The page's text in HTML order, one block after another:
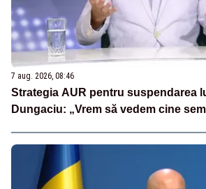
7 aug. 2026, 08:46
Strategia AUR pentru suspendarea
Dungaciu: „Vrem să vedem cine